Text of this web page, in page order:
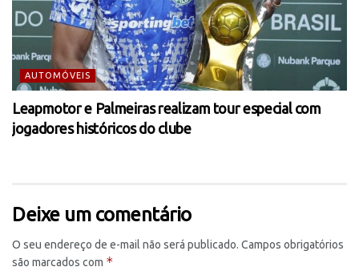
AUTOMÓVEIS
Leapmotor e Palmeiras realizam tour especial com
jogadores históricos do clube
Deixe um comentário
O seu endereço de e-mail não será publicado. Campos obrigatórios
são marcados com *